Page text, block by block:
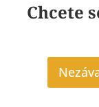
Chcete